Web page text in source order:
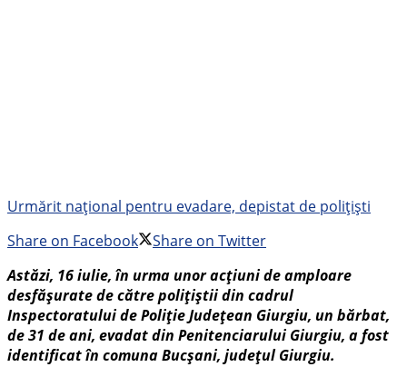
Urmărit național pentru evadare, depistat de polițiști
Share on Facebook
Share on Twitter
Astăzi, 16 iulie, în urma unor acțiuni de amploare
desfășurate de către polițiștii din cadrul
Inspectoratului de Poliție Județean Giurgiu, un bărbat,
de 31 de ani, evadat din Penitenciarului Giurgiu, a fost
identificat în comuna Bucșani, județul Giurgiu.